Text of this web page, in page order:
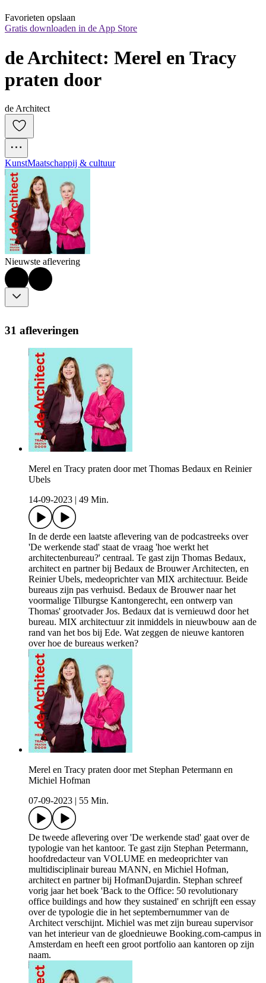
Favorieten opslaan
Gratis downloaden in de App Store
de Architect: Merel en Tracy
praten door
de Architect
KunstMaatschappij & cultuur
Nieuwste aflevering
31 afleveringen
Merel en Tracy praten door met Thomas Bedaux en Reinier
Ubels
14-09-2023
49 Min.
In de derde een laatste aflevering van de podcastreeks over
'De werkende stad' staat de vraag 'hoe werkt het
architectenbureau?' centraal. Te gast zijn Thomas Bedaux,
architect en partner bij Bedaux de Brouwer Architecten, en
Reinier Ubels, medeoprichter van MIX architectuur. Beide
bureaus zijn pas verhuisd. Bedaux de Brouwer naar het
voormalige Tilburgse Kantongerecht, een ontwerp van
Thomas' grootvader Jos. Bedaux dat is vernieuwd door het
bureau. MIX architectuur zit inmiddels in nieuwbouw aan de
rand van het bos bij Ede. Wat zeggen de nieuwe kantoren
over hoe de bureaus werken?
Merel en Tracy praten door met Stephan Petermann en
Michiel Hofman
07-09-2023
55 Min.
De tweede aflevering over 'De werkende stad' gaat over de
typologie van het kantoor. Te gast zijn Stephan Petermann,
hoofdredacteur van VOLUME en medeoprichter van
multidisciplinair bureau MANN, en Michiel Hofman,
architect en partner bij HofmanDujardin. Stephan schreef
vorig jaar het boek 'Back to the Office: 50 revolutionary
office buildings and how they sustained' en schrijft een essay
over de typologie die in het septembernummer van de
Architect verschijnt. Michiel was met zijn bureau supervisor
van het interieur van de gloednieuwe Booking.com-campus in
Amsterdam en heeft een groot portfolio aan kantoren op zijn
naam.